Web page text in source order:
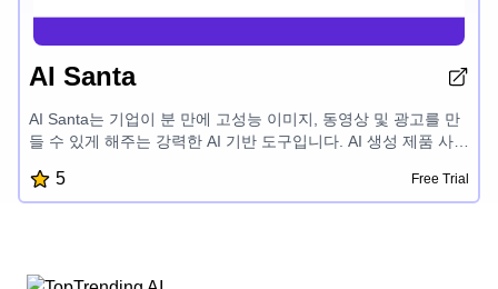
AI Santa
AI Santa는 기업이 분 만에 고성능 이미지, 동영상 및 광고를 만
들 수 있게 해주는 강력한 AI 기반 도구입니다. AI 생성 제품 사
콘텐츠 제작 프로세스를 간소화하고 모든 플랫폼에 최적화된 자
산을 제공하므로 현대적인 마케터와 전자 상거래 업체에게 필수
5 Free Trial